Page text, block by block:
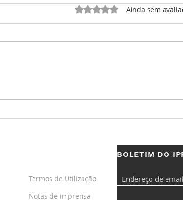
Avaliado com 0 de 5
Ainda sem
Termos de Utilização
Notas de imprensa
BOLETIM DO